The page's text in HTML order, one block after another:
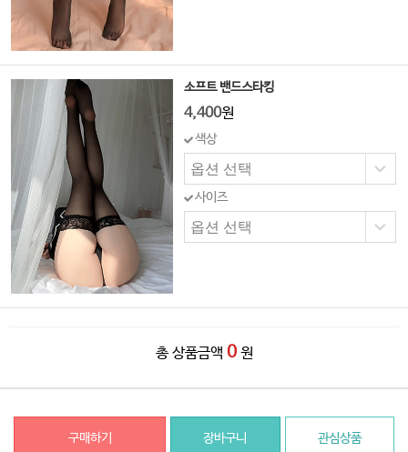
소프트 밴드스타킹
4,400원
색상
사이즈
총 상품금액 0 원
구매하기 장바구니 관심상품